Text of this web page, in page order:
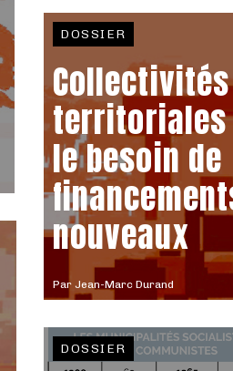
Par Jean-Marc Durand
DOSSIER
Collectivités
le besoin de
nouveaux
DOSSIER